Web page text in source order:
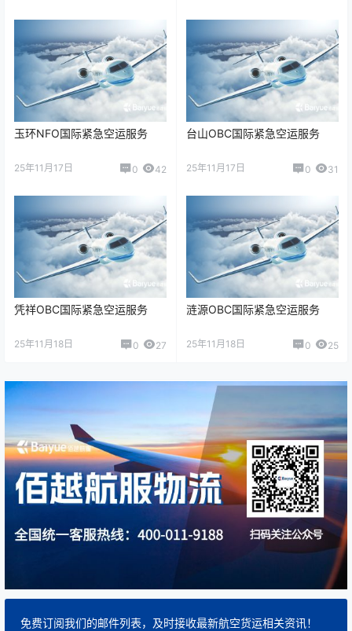
玉环NFO国际紧急空运服务
25年11月17日 0 42
台山OBC国际紧急空运服务
25年11月17日 0 31
凭祥OBC国际紧急空运服务
25年11月18日 0 27
涟源OBC国际紧急空运服务
25年11月18日 0 25
免费订阅我们的邮件列表，及时接收最新航空货运相关资讯！